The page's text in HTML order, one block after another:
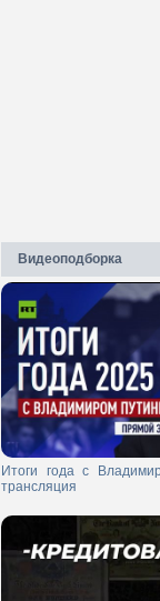
Видеоподборка
Итоги года с
трансляция